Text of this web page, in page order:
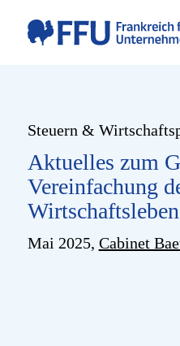
Steuern &
Aktuelles zum
Vereinfachung
Mai 2025, Cabinet